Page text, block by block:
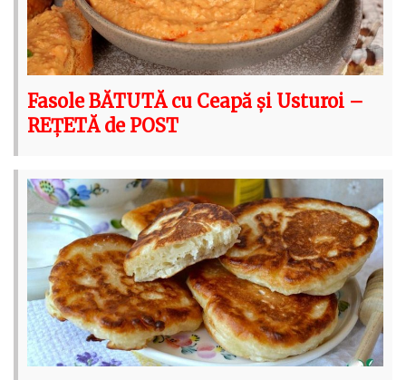
Fasole BĂTUTĂ cu Ceapă și Usturoi –
REȚETĂ de POST